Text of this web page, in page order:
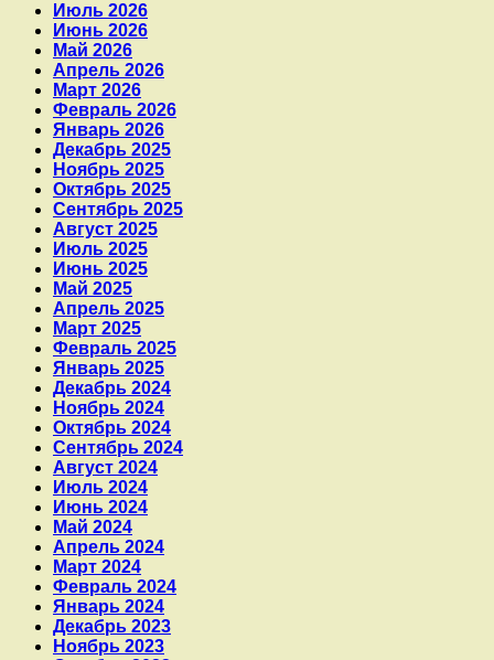
Июль 2026
Июнь 2026
Май 2026
Апрель 2026
Март 2026
Февраль 2026
Январь 2026
Декабрь 2025
Ноябрь 2025
Октябрь 2025
Сентябрь 2025
Август 2025
Июль 2025
Июнь 2025
Май 2025
Апрель 2025
Март 2025
Февраль 2025
Январь 2025
Декабрь 2024
Ноябрь 2024
Октябрь 2024
Сентябрь 2024
Август 2024
Июль 2024
Июнь 2024
Май 2024
Апрель 2024
Март 2024
Февраль 2024
Январь 2024
Декабрь 2023
Ноябрь 2023